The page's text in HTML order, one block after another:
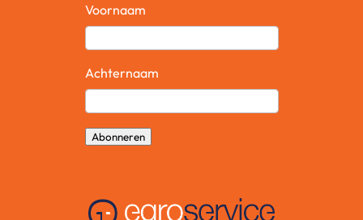
Voornaam
Achternaam
Abonneren